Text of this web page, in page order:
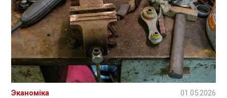
Эканоміка 01.05.2026